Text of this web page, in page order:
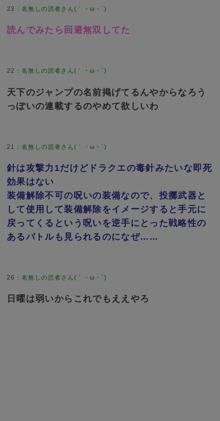
23 ：名無しの読者さん(｀・ω・´)
読んでみたら回避無双してた
22 ：名無しの読者さん(｀・ω・´)
天下のジャンプの名前掲げてるんやからなろう
っぽいの連載するのやめて欲しいわ
21 ：名無しの読者さん(｀・ω・´)
針は攻撃力1だけどドラクエの毒針みたいな即死
効果はない
装備解除不可の呪いの装備なので、投擲武器と
して使用して装備解除をイメージすると手元に
戻ってくるという呪いを逆手にとった戦略性の
あるバトルも見られるのになぜ……
26 ：名無しの読者さん(｀・ω・´)
日曜は弱いからこれでもええやろ